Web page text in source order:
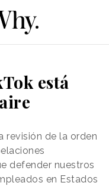
está
revisión de la orden
defender nuestros
en Estados